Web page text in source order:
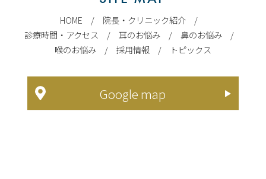
HOME / 院長・クリニック紹介 /
診療時間・アクセス / 耳のお悩み/ 鼻のお悩み/
喉のお悩み / 採用情報 / トピックス
Google map